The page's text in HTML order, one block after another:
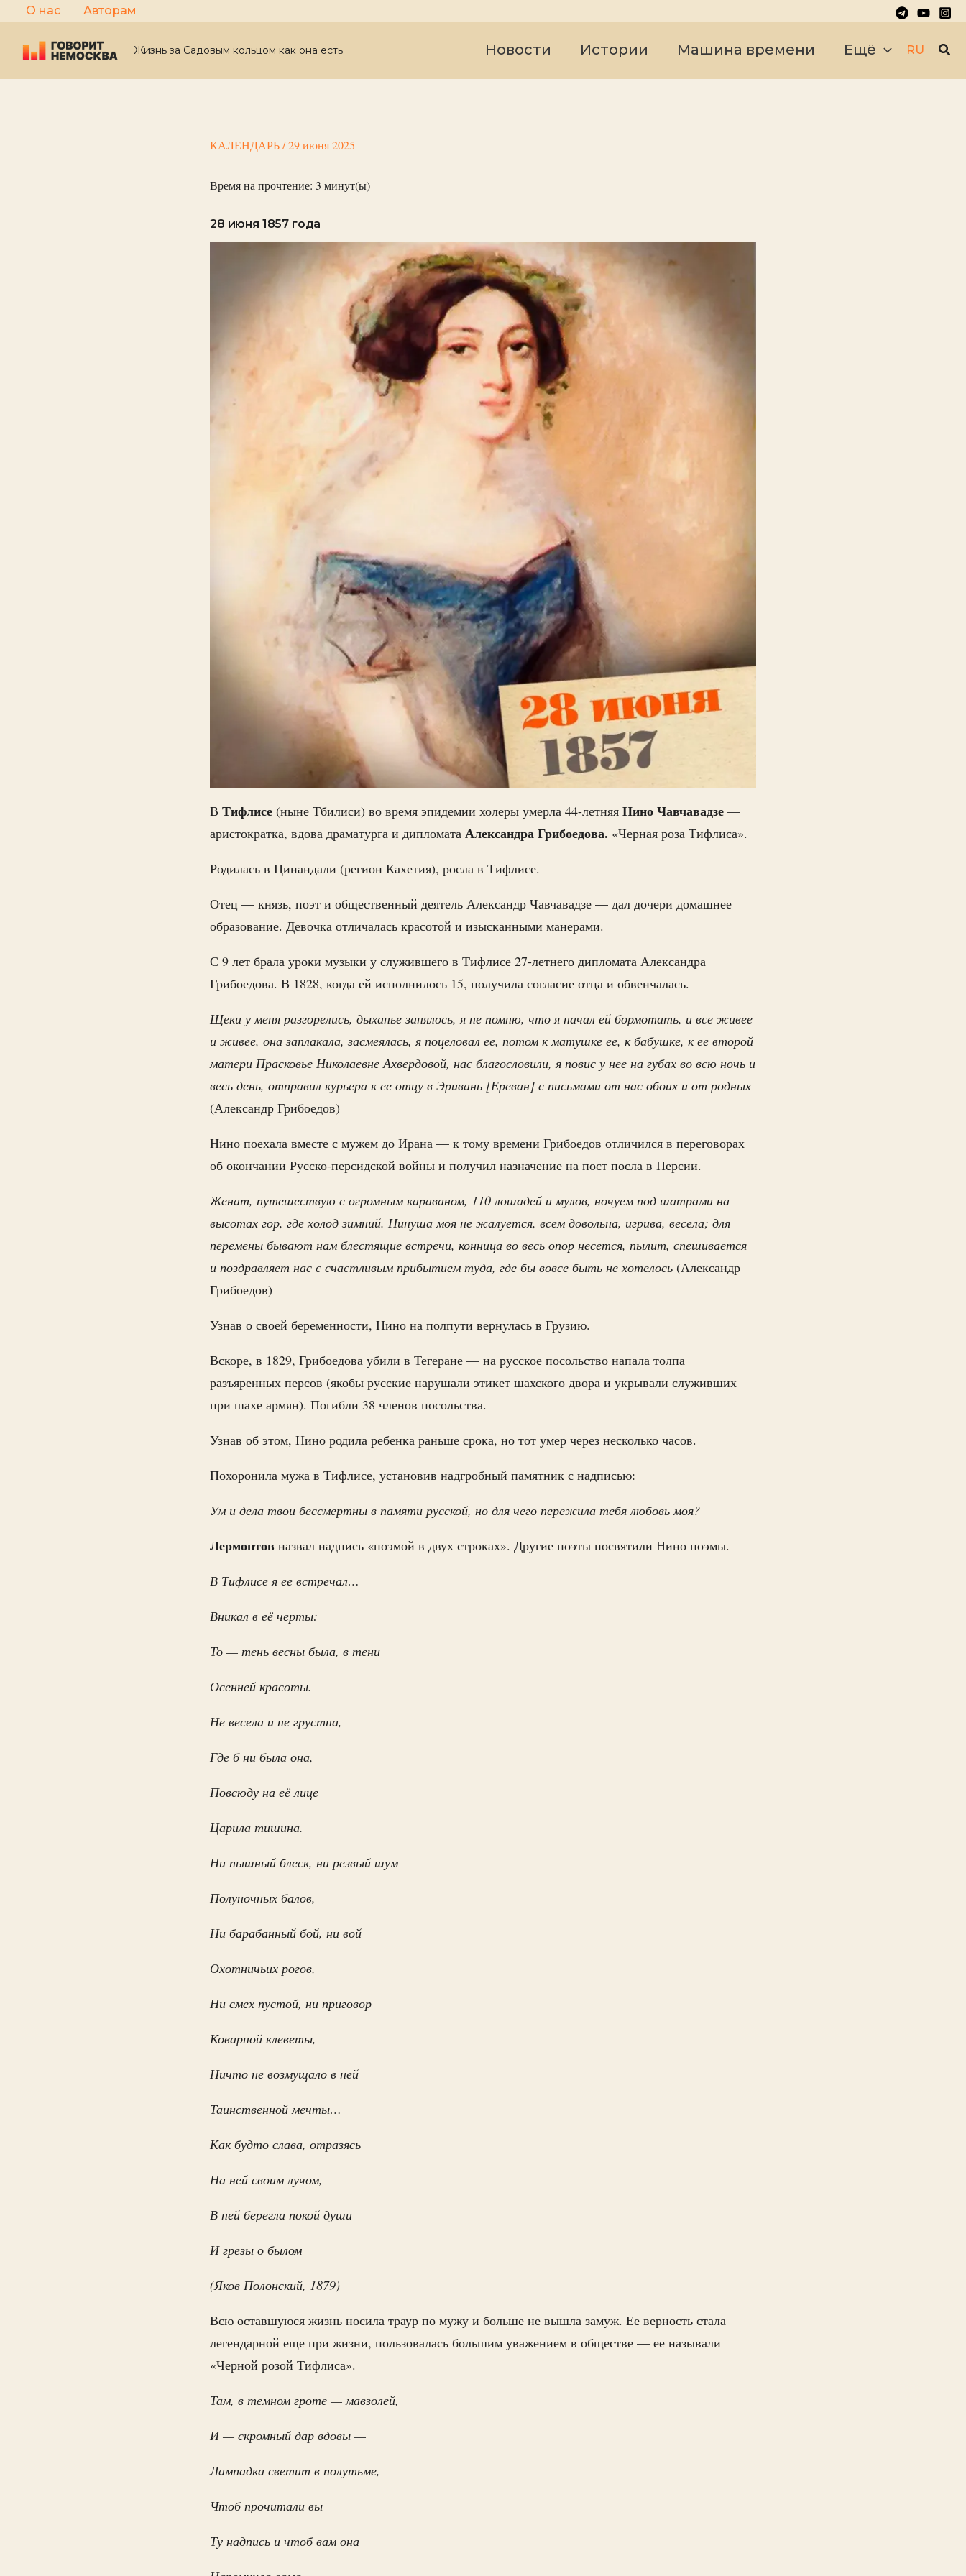
Перейти
к
содержимому
О нас Авторам
Жизнь за Садовым кольцом как она есть Новости Истории Машина времени Ещё RU
КАЛЕНДАРЬ/29 июня 2025
Время на прочтение: 3 минут(ы)
28 июня 1857 года
В Тифлисе (ныне Тбилиси) во время эпидемии холеры умерла 44-летняя Нино Чавчавадзе —
аристократка, вдова драматурга и дипломата Александра Грибоедова. «Черная роза Тифлиса».
Родилась в Цинандали (регион Кахетия), росла в Тифлисе.
Отец — князь, поэт и общественный деятель Александр Чавчавадзе — дал дочери домашнее
образование. Девочка отличалась красотой и изысканными манерами.
С 9 лет брала уроки музыки у служившего в Тифлисе 27-летнего дипломата Александра
Грибоедова. В 1828, когда ей исполнилось 15, получила согласие отца и обвенчалась.
Щеки у меня разгорелись, дыханье занялось, я не помню, что я начал ей бормотать, и все живее
и живее, она заплакала, засмеялась, я поцеловал ее, потом к матушке ее, к бабушке, к ее второй
матери Прасковье Николаевне Ахвердовой, нас благословили, я повис у нее на губах во всю ночь и
весь день, отправил курьера к ее отцу в Эривань [Ереван] с письмами от нас обоих и от родных
(Александр Грибоедов)
Нино поехала вместе с мужем до Ирана — к тому времени Грибоедов отличился в переговорах
об окончании Русско-персидской войны и получил назначение на пост посла в Персии.
Женат, путешествую с огромным караваном, 110 лошадей и мулов, ночуем под шатрами на
высотах гор, где холод зимний. Нинуша моя не жалуется, всем довольна, игрива, весела; для
перемены бывают нам блестящие встречи, конница во весь опор несется, пылит, спешивается
и поздравляет нас с счастливым прибытием туда, где бы вовсе быть не хотелось (Александр
Грибоедов)
Узнав о своей беременности, Нино на полпути вернулась в Грузию.
Вскоре, в 1829, Грибоедова убили в Тегеране — на русское посольство напала толпа
разъяренных персов (якобы русские нарушали этикет шахского двора и укрывали служивших
при шахе армян). Погибли 38 членов посольства.
Узнав об этом, Нино родила ребенка раньше срока, но тот умер через несколько часов.
Похоронила мужа в Тифлисе, установив надгробный памятник с надписью:
Ум и дела твои бессмертны в памяти русской, но для чего пережила тебя любовь моя?
Лермонтов назвал надпись «поэмой в двух строках». Другие поэты посвятили Нино поэмы.
В Тифлисе я ее встречал…
‎Вникал в её черты:
То — тень весны была, в тени
‎Осенней красоты.
Не весела и не грустна, —
‎Где б ни была она,
Повсюду на её лице
‎Царила тишина.
Ни пышный блеск, ни резвый шум
‎Полуночных балов,
Ни барабанный бой, ни вой
‎Охотничьих рогов,
Ни смех пустой, ни приговор
‎Коварной клеветы, —
Ничто не возмущало в ней
Таинственной мечты…
Как будто слава, отразясь
‎На ней своим лучом,
В ней берегла покой души
‎И грезы о былом
(Яков Полонский, 1879)
Всю оставшуюся жизнь носила траур по мужу и больше не вышла замуж. Ее верность стала
легендарной еще при жизни, пользовалась большим уважением в обществе — ее называли
«Черной розой Тифлиса».
Там, в темном гроте — мавзолей,
И — скромный дар вдовы —
Лампадка светит в полутьме,
Чтоб прочитали вы
Ту надпись и чтоб вам она